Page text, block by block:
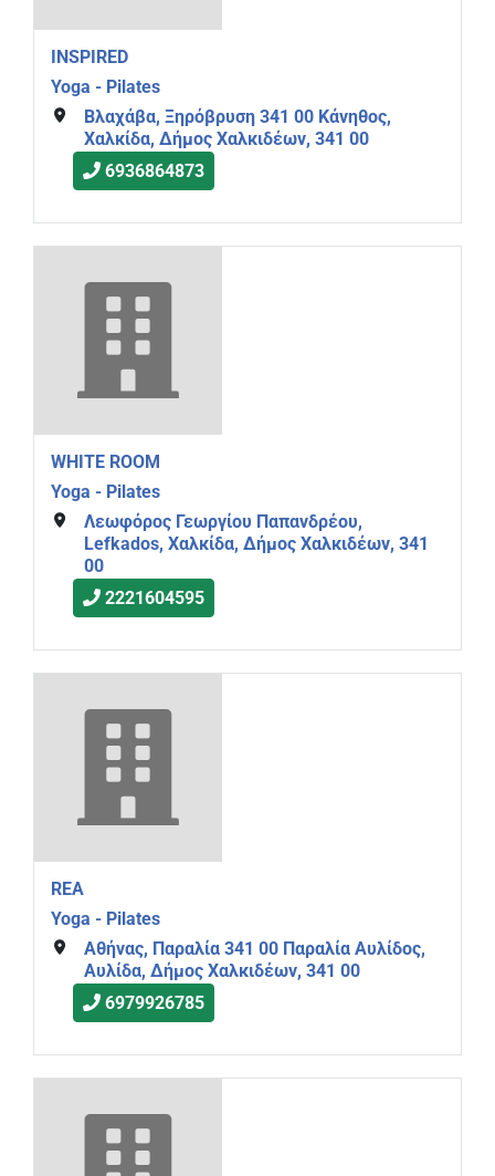
INSPIRED
Yoga - Pilates
Βλαχάβα, Ξηρόβρυση 341 00 Κάνηθος,
Χαλκίδα, Δήμος Χαλκιδέων, 341 00
6936864873
WHITE ROOM
Yoga - Pilates
Λεωφόρος Γεωργίου Παπανδρέου,
Lefkados, Χαλκίδα, Δήμος Χαλκιδέων, 341
00
2221604595
REA
Yoga - Pilates
Αθήνας, Παραλία 341 00 Παραλία Αυλίδος,
Αυλίδα, Δήμος Χαλκιδέων, 341 00
6979926785